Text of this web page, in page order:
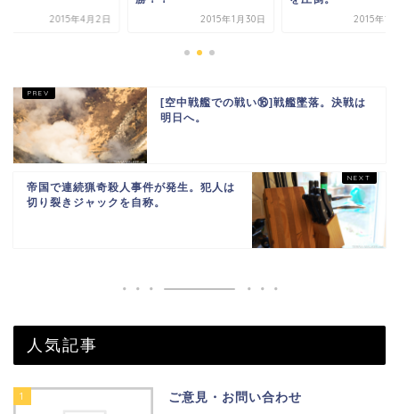
2015年4月2日 2015年1月30日 2015年1
[空中戦艦での戦い⑯]戦艦墜落。決戦は
明日へ。
帝国で連続猟奇殺人事件が発生。犯人は
切り裂きジャックを自称。
人気記事
1 ご意見・お問い合わせ